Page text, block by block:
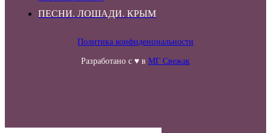
ПЕСНИ. ЛОШАДИ. КРЫМ
Политика конфиденциальности
Разработано с ♥ в МГ Свежак